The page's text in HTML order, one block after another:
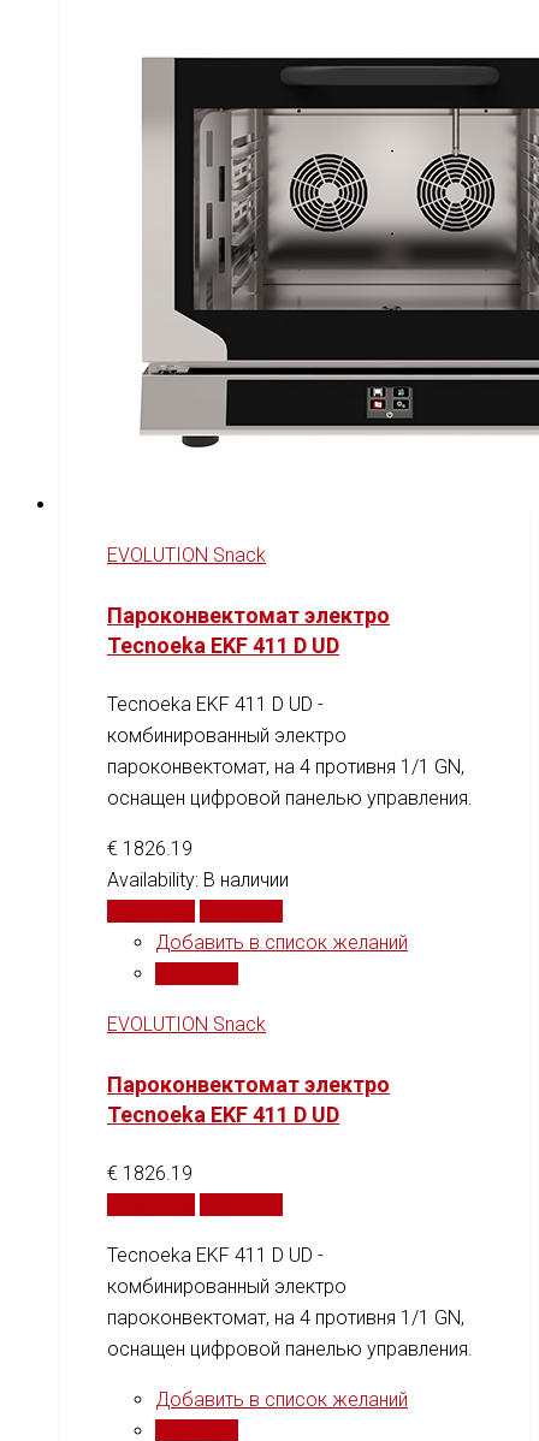
EVOLUTION Snack
Пароконвектомат электро
Tecnoeka EKF 411 D UD
Tecnoeka EKF 411 D UD -
комбинированный электро
пароконвектомат, на 4 противня 1/1 GN,
оснащен цифровой панелью управления.
€ 1826.19
Availability: В наличии
Добавить в список желаний
EVOLUTION Snack
Пароконвектомат электро
Tecnoeka EKF 411 D UD
€ 1826.19
Tecnoeka EKF 411 D UD -
комбинированный электро
пароконвектомат, на 4 противня 1/1 GN,
оснащен цифровой панелью управления.
Добавить в список желаний